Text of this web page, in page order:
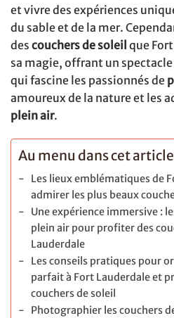
et vivre des expériences
du sable et de la mer.
des couchers de soleil que
sa magie, offrant un
qui fascine les passionnés de
amoureux de la nature et les
plein air.
Au menu dans cet article
Les lieux emblématiques de
admirer les plus beaux
Une expérience immersive :
plein air pour profiter des
Lauderdale
Les conseils pratiques pour
parfait à Fort Lauderdale et
couchers de soleil
Photographier les couchers